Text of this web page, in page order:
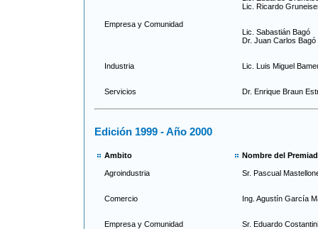
Lic. Ricardo
Empresa y Comunidad
Lic. Sabastián Bagó
Dr. Juan Carlos Bagó
Industria Lic. Luis Miguel
Servicios Dr. Enrique Braun
Edición 1999 - Año 2000
Ambito Nombre del
Agroindustria Sr. Pascual
Comercio Ing. Agustín García
Empresa y Comunidad Sr. Eduardo Costantini